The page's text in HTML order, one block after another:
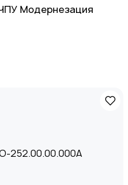
Модернезация